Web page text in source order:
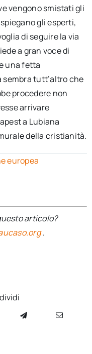
vengono smistati gli
gli esperti,
di seguire la via
a gran voce di
una fetta
tutt’altro che
procedere non
arrivare
a Lubiana
della cristianità.
europea
articolo?
.